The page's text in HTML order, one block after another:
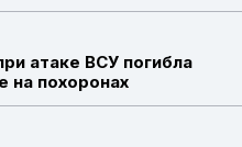
атаке ВСУ погибла
на похоронах